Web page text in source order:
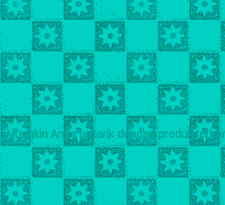
Mungkin Anda tertarik dengan produk